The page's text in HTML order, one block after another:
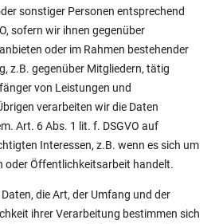
sonstiger Personen entsprechend
sofern wir ihnen gegenüber
oder im Rahmen bestehender
z.B. gegenüber Mitgliedern, tätig
von Leistungen und
verarbeiten wir die Daten
Art. 6 Abs. 1 lit. f. DSGVO auf
Interessen, z.B. wenn es sich um
oder Öffentlichkeitsarbeit handelt.
die Art, der Umfang und der
ihrer Verarbeitung bestimmen sich